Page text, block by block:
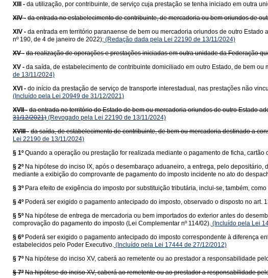
XIII - da utilização, por contribuinte, de serviço cuja prestação se tenha iniciado em outra
XIV - da entrada no estabelecimento de contribuinte, de mercadoria ou bem oriundos de
XIV - da entrada em território paranaense de bem ou mercadoria oriundos de outro
nº 190, de 4 de janeiro de 2022); (Redação dada pela Lei 22190 de 13/11/2024)
XV - da realização de operações e prestações iniciadas em outra unidade da Federação
XV - da saída, de estabelecimento de contribuinte domiciliado em outro Estado, de bem
de 13/11/2024)
XVI - do início da prestação de serviço de transporte interestadual, nas prestações não
(Incluído pela Lei 20949 de 31/12/2021)
XVII - da entrada no território do Estado de bem ou mercadoria oriundos de outro Estado
31/12/2021) (Revogado pela Lei 22190 de 13/11/2024)
XVIII - da saída, de estabelecimento de contribuinte, de bem ou mercadoria destinado a
Lei 22190 de 13/11/2024)
§ 1º Quando a operação ou prestação for realizada mediante o pagamento de ficha,
§ 2º Na hipótese do inciso IX, após o desembaraço aduaneiro, a entrega, pelo
mediante a exibição do comprovante de pagamento do imposto incidente no ato do
§ 3º Para efeito de exigência do imposto por substituição tributária, inclui-se, também,
§ 4º Poderá ser exigido o pagamento antecipado do imposto, observado o disposto no
§ 5º Na hipótese de entrega de mercadoria ou bem importados do exterior antes do
comprovação do pagamento do imposto (Lei Complementar nº 114/02). (Incluído pela Lei
§ 6º Poderá ser exigido o pagamento antecipado do imposto correspondente à diferença
estabelecidos pelo Poder Executivo. (Incluído pela Lei 17444 de 27/12/2012)
§ 7º Na hipótese do inciso XV, caberá ao remetente ou ao prestador a responsabilidade
§ 7º Na hipótese do inciso XV, caberá ao remetente ou ao prestador a responsabilidade